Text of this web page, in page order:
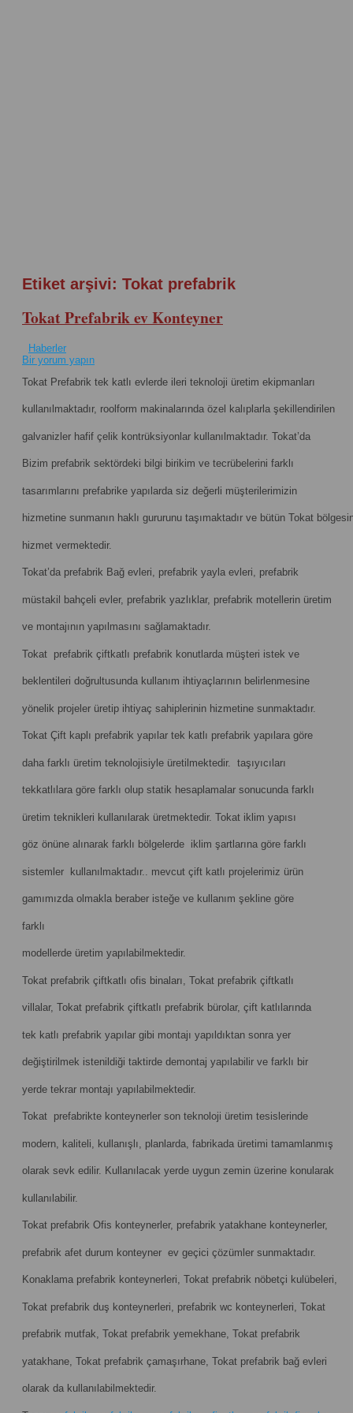
Etiket arşivi: Tokat prefabrik
Tokat Prefabrik ev Konteyner
Haberler
Bir yorum yapın
Tokat Prefabrik tek katlı evlerde ileri teknoloji üretim ekipmanları
kullanılmaktadır, roolform makinalarında özel kalıplarla şekillendirilen
galvanizler hafif çelik kontrüksiyonlar kullanılmaktadır. Tokat’da
Bizim prefabrik sektördeki bilgi birikim ve tecrübelerini farklı
tasarımlarını prefabrike yapılarda siz değerli müşterilerimizin
hizmetine sunmanın haklı gururunu taşımaktadır ve bütün Tokat
hizmet vermektedir.
Tokat’da prefabrik Bağ evleri, prefabrik yayla evleri, prefabrik
müstakil bahçeli evler, prefabrik yazlıklar, prefabrik motellerin üretim
ve montajının yapılmasını sağlamaktadır.
Tokat prefabrik çiftkatlı prefabrik konutlarda müşteri istek ve
beklentileri doğrultusunda kullanım ihtiyaçlarının belirlenmesine
yönelik projeler üretip ihtiyaç sahiplerinin hizmetine sunmaktadır.
Tokat Çift kaplı prefabrik yapılar tek katlı prefabrik yapılara göre
daha farklı üretim teknolojisiyle üretilmektedir. taşıyıcıları
tekkatlılara göre farklı olup statik hesaplamalar sonucunda farklı
üretim teknikleri kullanılarak üretmektedir. Tokat iklim yapısı
göz önüne alınarak farklı bölgelerde iklim şartlarına göre farklı
sistemler kullanılmaktadır.. mevcut çift katlı projelerimiz ürün
gamımızda olmakla beraber isteğe ve kullanım şekline göre
farklı
modellerde üretim yapılabilmektedir.
Tokat prefabrik çiftkatlı ofis binaları, Tokat prefabrik çiftkatlı
villalar, Tokat prefabrik çiftkatlı prefabrik bürolar, çift katlılarında
tek katlı prefabrik yapılar gibi montajı yapıldıktan sonra yer
değiştirilmek istenildiği taktirde demontaj yapılabilir ve farklı bir
yerde tekrar montajı yapılabilmektedir.
Tokat prefabrikte konteynerler son teknoloji üretim tesislerinde
modern, kaliteli, kullanışlı, planlarda, fabrikada üretimi tamamlanmış
olarak sevk edilir. Kullanılacak yerde uygun zemin üzerine konularak
kullanılabilir.
Tokat prefabrik Ofis konteynerler, prefabrik yatakhane konteynerler,
prefabrik afet durum konteyner ev geçici çözümler sunmaktadır.
Konaklama prefabrik konteynerleri, Tokat prefabrik nöbetçi kulübeleri,
Tokat prefabrik duş konteynerleri, prefabrik wc konteynerleri, Tokat
prefabrik mutfak, Tokat prefabrik yemekhane, Tokat prefabrik
yatakhane, Tokat prefabrik çamaşırhane, Tokat prefabrik bağ evleri
olarak da kullanılabilmektedir.